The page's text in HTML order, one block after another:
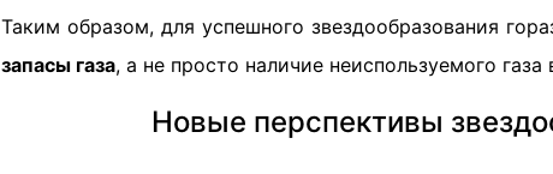
Таким образом, для успешного звездообразования
запасы газа, а не просто наличие неиспользуемого газа
Новые перспективы